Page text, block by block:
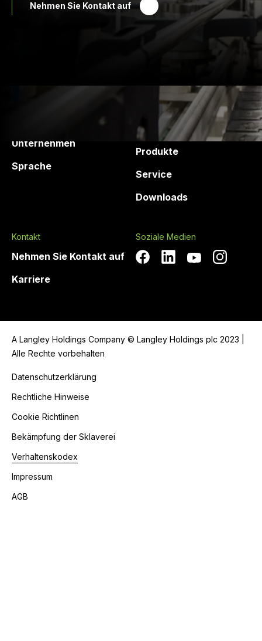
Nehmen Sie Kontakt auf
Unternehmen
Sprache
Produkte und
Dienstleistungen
Produkte
Service
Downloads
Kontakt
Nehmen Sie Kontakt auf
Karriere
Soziale Medien
A Langley Holdings Company © Langley Holdings plc 2023 |
Alle Rechte vorbehalten
Datenschutzerklärung
Rechtliche Hinweise
Cookie Richtlinen
Bekämpfung der Sklaverei
Verhaltenskodex
Impressum
AGB